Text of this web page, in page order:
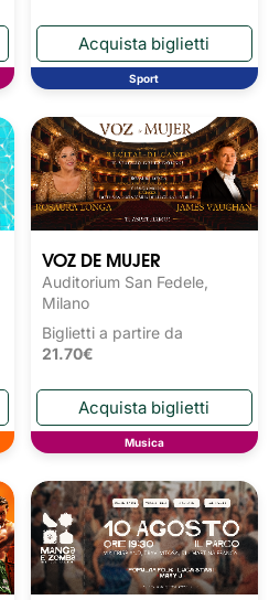
Sport
VOZ DE MUJER
Auditorium San Fedele,
Milano
Biglietti a partire da
21.70€
Musica